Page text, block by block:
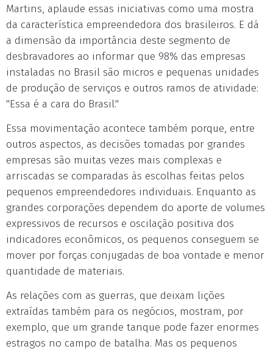
Martins, aplaude essas iniciativas como uma mostra
da característica empreendedora dos brasileiros. E dá
a dimensão da importância deste segmento de
desbravadores ao informar que 98% das empresas
instaladas no Brasil são micros e pequenas unidades
de produção de serviços e outros ramos de atividade:
"Essa é a cara do Brasil."
Essa movimentação acontece também porque, entre
outros aspectos, as decisões tomadas por grandes
empresas são muitas vezes mais complexas e
arriscadas se comparadas às escolhas feitas pelos
pequenos empreendedores individuais. Enquanto as
grandes corporações dependem do aporte de volumes
expressivos de recursos e oscilação positiva dos
indicadores econômicos, os pequenos conseguem se
mover por forças conjugadas de boa vontade e menor
quantidade de materiais.
As relações com as guerras, que deixam lições
extraídas também para os negócios, mostram, por
exemplo, que um grande tanque pode fazer enormes
estragos no campo de batalha. Mas os pequenos